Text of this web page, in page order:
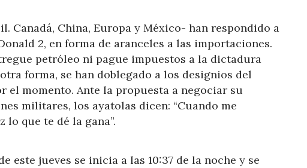
Canadá, China, Europa y México- han respondido a
2, en forma de aranceles a las importaciones.
petróleo ni pague impuestos a la dictadura
forma, se han doblegado a los designios del
el momento. Ante la propuesta a negociar su
militares, los ayatolas dicen: “Cuando me
lo que te dé la gana”.
este jueves se inicia a las 10:37 de la noche y se